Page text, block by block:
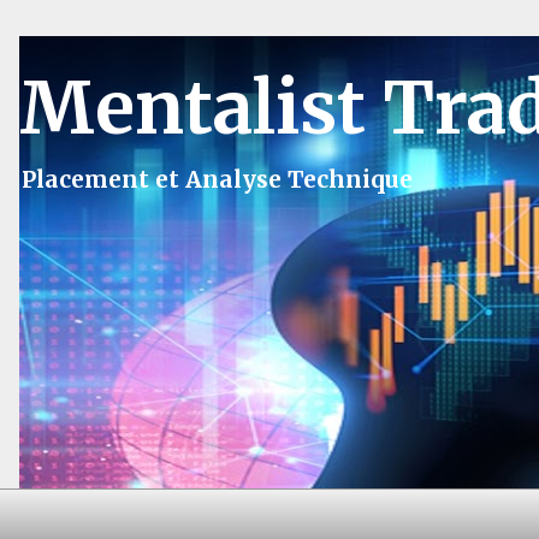
Mentalist
Placement et Analyse Technique